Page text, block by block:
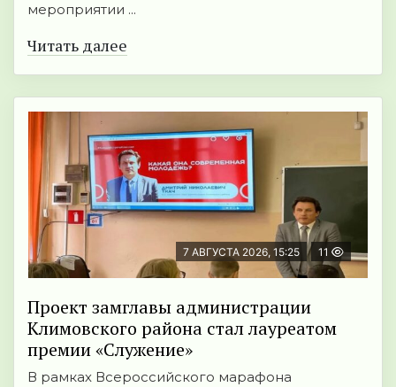
мероприятии ...
Читать далее
7 АВГУСТА 2026, 15:25 11
Проект замглавы администрации
Климовского района стал лауреатом
премии «Служение»
В рамках Всероссийского марафона